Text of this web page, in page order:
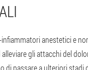
anestetici e
gli attacchi del
di passare a ulteriori stadi